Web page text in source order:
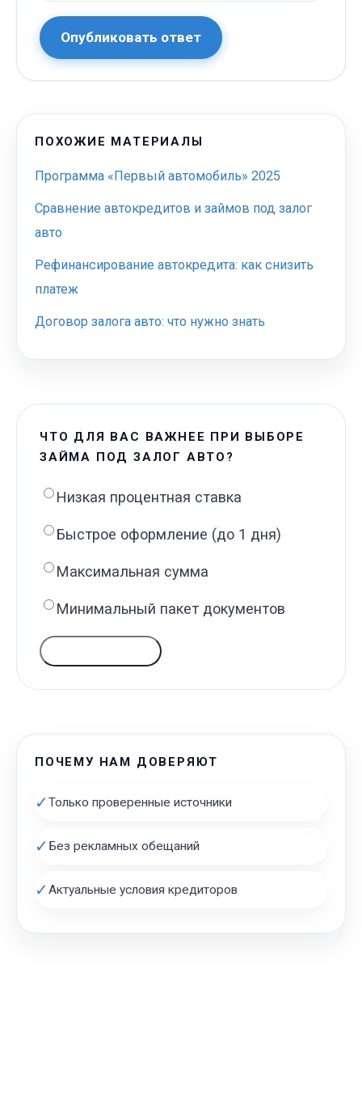
Опубликовать ответ
ПОХОЖИЕ МАТЕРИАЛЫ
Программа «Первый автомобиль» 2025
Сравнение автокредитов и займов под залог
авто
Рефинансирование автокредита: как снизить
платеж
Договор залога авто: что нужно знать
ЧТО ДЛЯ ВАС ВАЖНЕЕ ПРИ ВЫБОРЕ
ЗАЙМА ПОД ЗАЛОГ АВТО?
Низкая процентная ставка
Быстрое оформление (до 1 дня)
Максимальная сумма
Минимальный пакет документов
ПОЧЕМУ НАМ ДОВЕРЯЮТ
✓Только проверенные источники
✓ Без рекламных обещаний
✓Актуальные условия кредиторов